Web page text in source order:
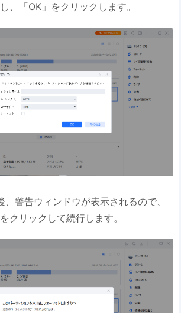
、「OK」をクリックします。
、警告ウィンドウが表示されるので、
クリックして続行します。